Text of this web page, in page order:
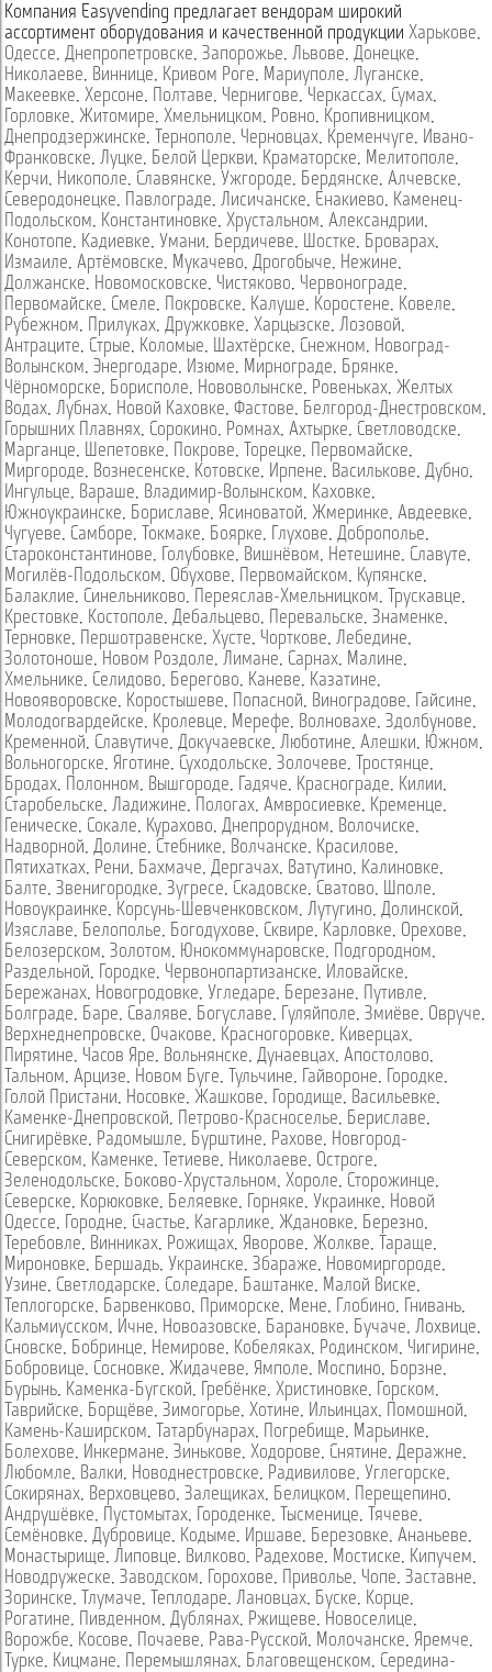
Компания Easyvending предлагает вендорам широкий
ассортимент оборудования и качественной продукции Харькове,
Одессе, Днепропетровске, Запорожье, Львове, Донецке,
Николаеве, Виннице, Кривом Роге, Мариуполе, Луганске,
Макеевке, Херсоне, Полтаве, Чернигове, Черкассах, Сумах,
Горловке, Житомире, Хмельницком, Ровно, Кропивницком,
Днепродзержинске, Тернополе, Черновцах, Кременчуге, Ивано-
Франковске, Луцке, Белой Церкви, Краматорске, Мелитополе,
Керчи, Никополе, Славянске, Ужгороде, Бердянске, Алчевске,
Северодонецке, Павлограде, Лисичанске, Енакиево, Каменец-
Подольском, Константиновке, Хрустальном, Александрии,
Конотопе, Кадиевке, Умани, Бердичеве, Шостке, Броварах,
Измаиле, Артёмовске, Мукачево, Дрогобыче, Нежине,
Должанске, Новомосковске, Чистяково, Червонограде,
Первомайске, Смеле, Покровске, Калуше, Коростене, Ковеле,
Рубежном, Прилуках, Дружковке, Харцызске, Лозовой,
Антраците, Стрые, Коломые, Шахтёрске, Снежном, Новоград-
Волынском, Энергодаре, Изюме, Мирнограде, Брянке,
Чёрноморске, Борисполе, Нововолынске, Ровеньках, Желтых
Водах, Лубнах, Новой Каховке, Фастове, Белгород-Днестровском,
Горышних Плавнях, Сорокино, Ромнах, Ахтырке, Светловодске,
Марганце, Шепетовке, Покрове, Торецке, Первомайске,
Миргороде, Вознесенске, Котовске, Ирпене, Василькове, Дубно,
Ингульце, Вараше, Владимир-Волынском, Каховке,
Южноукраинске, Бориславе, Ясиноватой, Жмеринке, Авдеевке,
Чугуеве, Самборе, Токмаке, Боярке, Глухове, Доброполье,
Староконстантинове, Голубовке, Вишнёвом, Нетешине, Славуте,
Могилёв-Подольском, Обухове, Первомайском, Купянске,
Балаклие, Синельниково, Переяслав-Хмельницком, Трускавце,
Крестовке, Костополе, Дебальцево, Перевальске, Знаменке,
Терновке, Першотравенске, Хусте, Чорткове, Лебедине,
Золотоноше, Новом Роздоле, Лимане, Сарнах, Малине,
Хмельнике, Селидово, Берегово, Каневе, Казатине,
Новояворовске, Коростышеве, Попасной, Виноградове, Гайсине,
Молодогвардейске, Кролевце, Мерефе, Волновахе, Здолбунове,
Кременной, Славутиче, Докучаевске, Люботине, Алешки, Южном,
Вольногорске, Яготине, Суходольске, Золочеве, Тростянце,
Бродах, Полонном, Вышгороде, Гадяче, Краснограде, Килии,
Старобельске, Ладижине, Пологах, Амвросиевке, Кременце,
Геническе, Сокале, Курахово, Днепрорудном, Волочиске,
Надворной, Долине, Стебнике, Волчанске, Красилове,
Пятихатках, Рени, Бахмаче, Дергачах, Ватутино, Калиновке,
Балте, Звенигородке, Зугресе, Скадовске, Сватово, Шполе,
Новоукраинке, Корсунь-Шевченковском, Лутугино, Долинской,
Изяславе, Белополье, Богодухове, Сквире, Карловке, Орехове,
Белозерском, Золотом, Юнокоммунаровске, Подгородном,
Раздельной, Городке, Червонопартизанске, Иловайске,
Бережанах, Новогродовке, Угледаре, Березане, Путивле,
Болграде, Баре, Сваляве, Богуславе, Гуляйполе, Змиёве, Овруче,
Верхнеднепровске, Очакове, Красногоровке, Киверцах,
Пирятине, Часов Яре, Вольнянске, Дунаевцах, Апостолово,
Тальном, Арцизе, Новом Буге, Тульчине, Гайвороне, Городке,
Голой Пристани, Носовке, Жашкове, Городище, Васильевке,
Каменке-Днепровской, Петрово-Красноселье, Бериславе,
Снигирёвке, Радомышле, Бурштине, Рахове, Новгород-
Северском, Каменке, Тетиеве, Николаеве, Остроге,
Зеленодольске, Боково-Хрустальном, Хороле, Сторожинце,
Северске, Корюковке, Беляевке, Горняке, Украинке, Новой
Одессе, Городне, Счастье, Кагарлике, Ждановке, Березно,
Теребовле, Винниках, Рожищах, Яворове, Жолкве, Тараще,
Мироновке, Бершадь, Украинске, Збараже, Новомиргороде,
Узине, Светлодарске, Соледаре, Баштанке, Малой Виске,
Теплогорске, Барвенково, Приморске, Мене, Глобино, Гнивань,
Кальмиусском, Ичне, Новоазовске, Барановке, Бучаче, Лохвице,
Сновске, Бобринце, Немирове, Кобеляках, Родинском, Чигирине,
Бобровице, Сосновке, Жидачеве, Ямполе, Моспино, Борзне,
Бурынь, Каменка-Бугской, Гребёнке, Христиновке, Горском,
Таврийске, Борщёве, Зимогорье, Хотине, Ильинцах, Помошной,
Камень-Каширском, Татарбунарах, Погребище, Марьинке,
Болехове, Инкермане, Зинькове, Ходорове, Снятине, Деражне,
Любомле, Валки, Новоднестровске, Радивилове, Углегорске,
Сокирянах, Верховцево, Залещиках, Белицком, Перещепино,
Андрушёвке, Пустомытах, Городенке, Тысменице, Тячеве,
Семёновке, Дубровице, Кодыме, Иршаве, Березовке, Ананьеве,
Монастырище, Липовце, Вилково, Радехове, Мостиске, Кипучем,
Новодружеске, Заводском, Горохове, Приволье, Чопе, Заставне,
Зоринске, Тлумаче, Теплодаре, Лановцах, Буске, Корце,
Рогатине, Пивденном, Дублянах, Ржищеве, Новоселице,
Ворожбе, Косове, Почаеве, Рава-Русской, Молочанске, Яремче,
Турке, Кицмане, Перемышлянах, Благовещенском, Середина-